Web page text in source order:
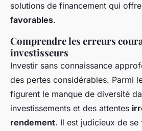
solutions de financement qui
favorables.
Comprendre les erreurs
investisseurs
Investir sans connaissance
des pertes considérables. Parmi
figurent le manque de diversité
investissements et des attentes
rendement. Il est judicieux de